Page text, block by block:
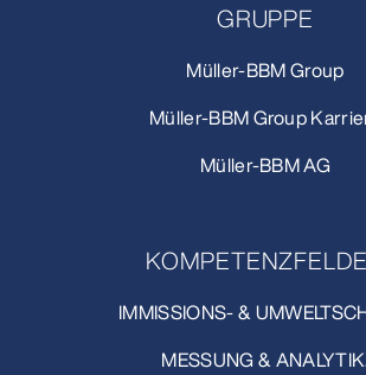
GRUPPE
Müller-BBM Group
Müller-BBM Group
Müller-BBM AG
IMMISSIONS- &
MESSUNG &